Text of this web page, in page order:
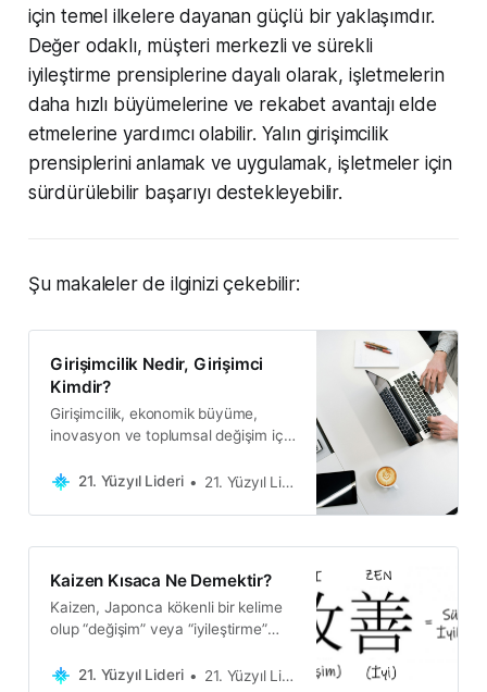
için temel ilkelere dayanan güçlü bir yaklaşımdır.
Değer odaklı, müşteri merkezli ve sürekli
iyileştirme prensiplerine dayalı olarak, işletmelerin
daha hızlı büyümelerine ve rekabet avantajı elde
etmelerine yardımcı olabilir. Yalın girişimcilik
prensiplerini anlamak ve uygulamak, işletmeler için
sürdürülebilir başarıyı destekleyebilir.
Şu makaleler de ilginizi çekebilir:
Girişimcilik Nedir, Girişimci
Kimdir?
Girişimcilik, ekonomik büyüme,
inovasyon ve toplumsal değişim için
fikirleri hayata geçirme cesareti
21. Yüzyıl Lideri 21. Yüzyıl Lideri
Kaizen Kısaca Ne Demektir?
Kaizen, Japonca kökenli bir kelime
olup “değişim” veya “iyileştirme”
vurgulayan bir felsefeyi ifade eder.
21. Yüzyıl Lideri 21. Yüzyıl Lideri